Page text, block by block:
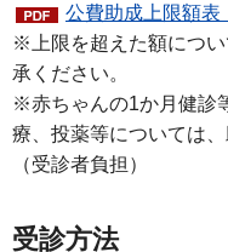
公費助成上限額表
※上限を超えた額につい
承ください。
※赤ちゃんの1か月健診
療、投薬等については
（受診者負担）
受診方法